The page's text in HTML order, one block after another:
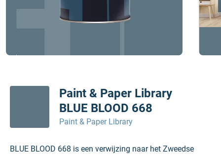
Paint & Paper Library
BLUE BLOOD 668
Paint & Paper Library
BLUE BLOOD 668 is een verwijzing naar het Zweedse